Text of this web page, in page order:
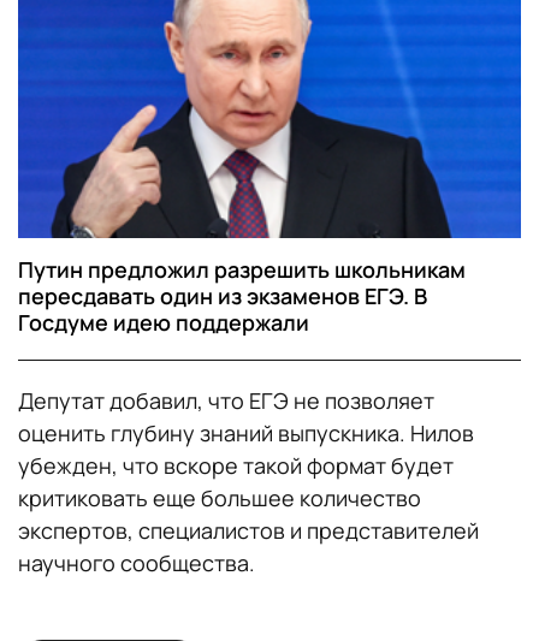
Путин предложил разрешить школьникам
пересдавать один из экзаменов ЕГЭ. В
Госдуме идею поддержали
Депутат добавил, что ЕГЭ не позволяет
оценить глубину знаний выпускника. Нилов
убежден, что вскоре такой формат будет
критиковать еще большее количество
экспертов, специалистов и представителей
научного сообщества.